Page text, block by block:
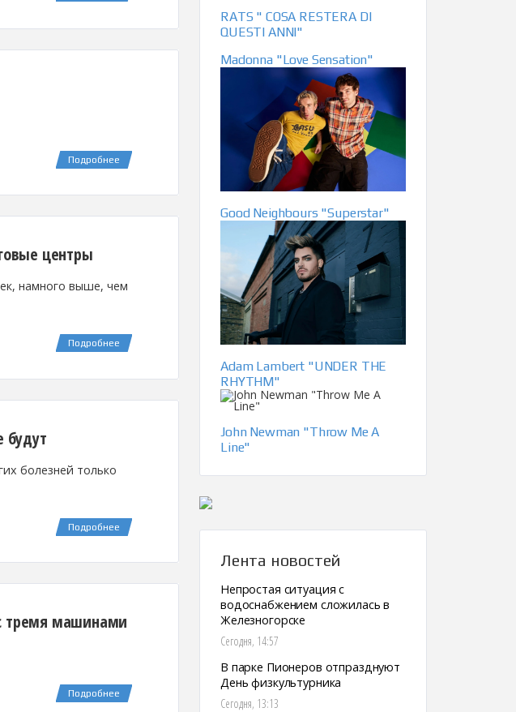
Подробнее
центры
намного выше, чем
Подробнее
будут
болезней только
Подробнее
тремя машинами
Подробнее
RATS " COSA RESTERA DI
QUESTI ANNI"
Madonna "Love Sensation"
Good Neighbours "Superstar"
Adam Lambert "UNDER THE
RHYTHM"
John Newman "Throw Me A
Line"
Лента новостей
Непростая ситуация с
водоснабжением сложилась в
Железногорске
Сегодня, 14:57
В парке Пионеров отпразднуют
День физкультурника
Сегодня, 13:13